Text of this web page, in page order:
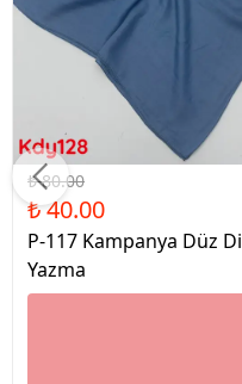
%50 İndirim
₺ 80.00
₺ 40.00
P-117 Kampanya Düz
Yazma